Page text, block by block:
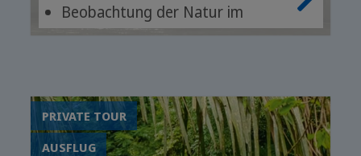
Beobachtung der Natur im
Nationalpark
PRIVATE TOUR
AUSFLUG